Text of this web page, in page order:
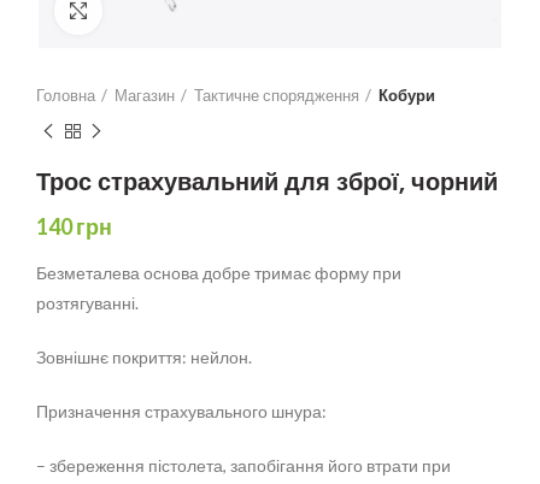
Click to enlarge
Головна Магазин Тактичне спорядження Кобури
Трос страхувальний для зброї, чорний
140грн
Безметалева основа добре тримає форму при
розтягуванні.
Зовнішнє покриття: нейлон.
Призначення страхувального шнура:
– збереження пістолета, запобігання його втрати при